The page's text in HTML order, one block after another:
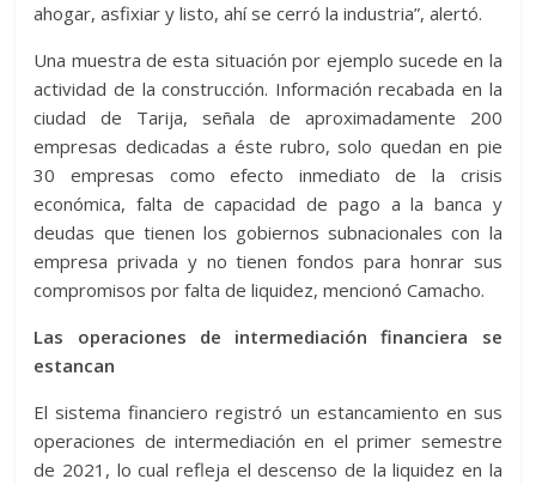
ahogar, asfixiar y listo, ahí se cerró la industria”, alertó.
Una muestra de esta situación por ejemplo sucede en la
actividad de la construcción. Información recabada en la
ciudad de Tarija, señala de aproximadamente 200
empresas dedicadas a éste rubro, solo quedan en pie
30 empresas como efecto inmediato de la crisis
económica, falta de capacidad de pago a la banca y
deudas que tienen los gobiernos subnacionales con la
empresa privada y no tienen fondos para honrar sus
compromisos por falta de liquidez, mencionó Camacho.
Las operaciones de intermediación financiera se
estancan
El sistema financiero registró un estancamiento en sus
operaciones de intermediación en el primer semestre
de 2021, lo cual refleja el descenso de la liquidez en la